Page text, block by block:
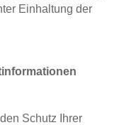
Einhaltung der
Schutz Ihrer